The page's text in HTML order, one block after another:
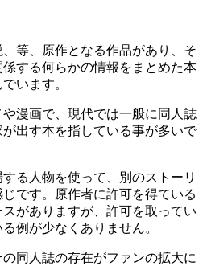
等、原作となる作品があり、そ
する何らかの情報をまとめた本
います。
漫画で、現代では一般に同人誌
出す本を指している事が多いで
る人物を使って、別のストーリ
です。原作者に許可を得ている
がありますが、許可を取ってい
例が少なくありません。
同人誌の存在がファンの拡大に